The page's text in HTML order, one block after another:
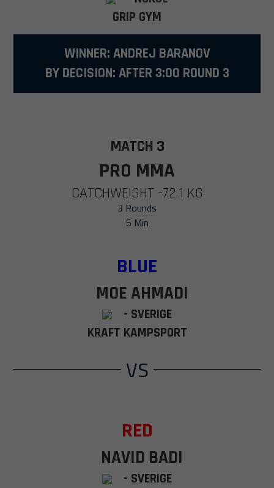
GRIP GYM
WINNER: ANDREJ BARANOV
BY DECISION: AFTER 3:00 ROUND 3
MATCH 3
PRO MMA
CATCHWEIGHT -72,1 KG
3 Rounds
5 Min
BLUE
MOE AHMADI
- SVERIGE
KRAFT KAMPSPORT
VS
RED
NAVID BADI
- SVERIGE